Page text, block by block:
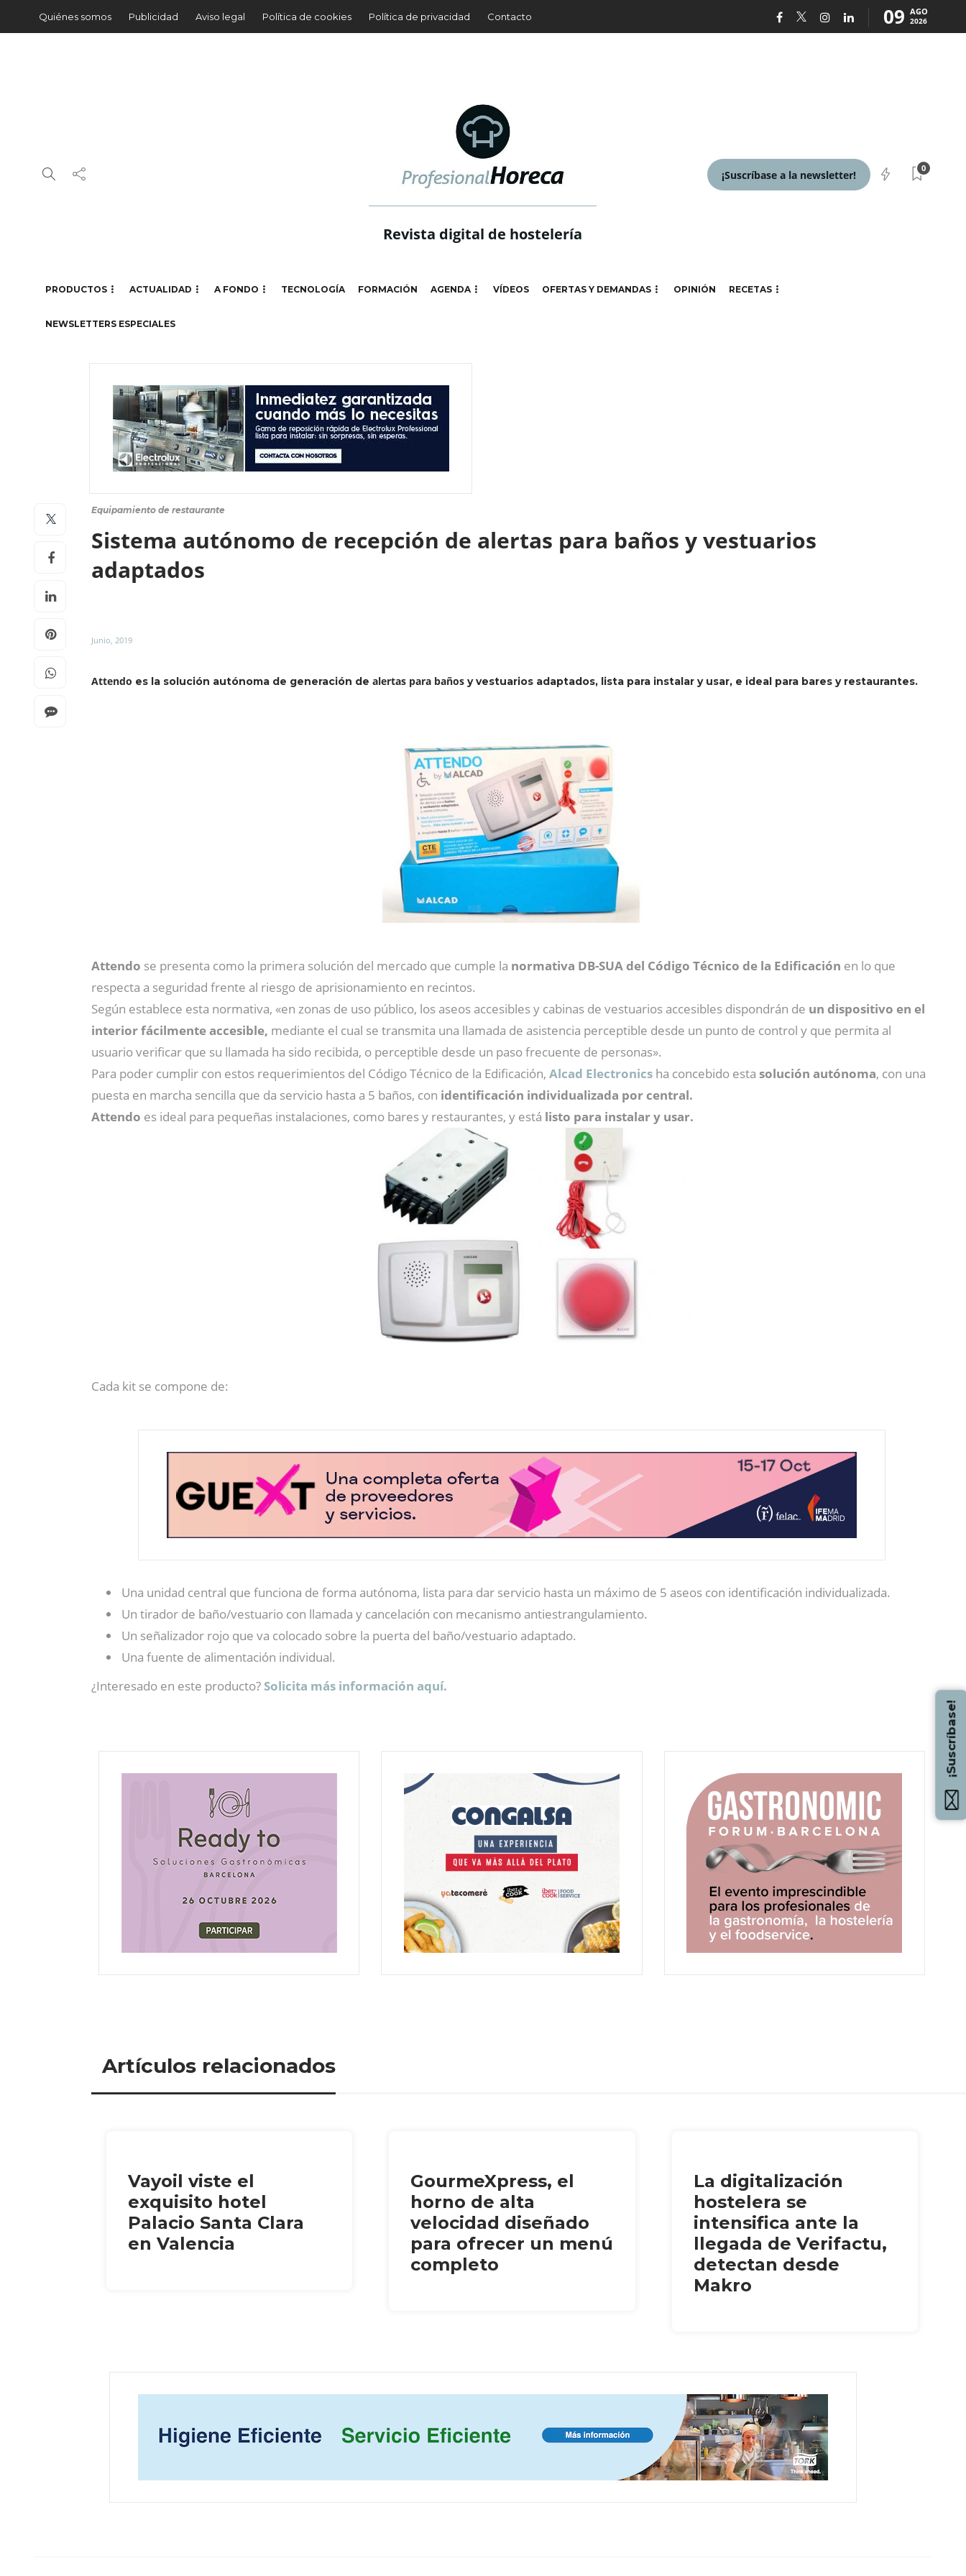
Quiénes somos Publicidad Aviso legal Política de cookies Política de privacidad Contacto 09 AGO
2026
Revista digital de hostelería
¡Suscríbase a la newsletter!
0
PRODUCTOS ACTUALIDAD A FONDO TECNOLOGÍA FORMACIÓN AGENDA VÍDEOS OFERTAS Y DEMANDAS OPINIÓN RECETAS
NEWSLETTERS ESPECIALES
Equipamiento de restaurante
Sistema autónomo de recepción de alertas para baños y vestuarios
adaptados
Junio, 2019
Attendo es la solución autónoma de generación de alertas para baños y vestuarios adaptados, lista para instalar y usar, e ideal para bares y restaurantes.
Attendo se presenta como la primera solución del mercado que cumple la normativa DB-SUA del Código Técnico de la Edificación en lo que
respecta a seguridad frente al riesgo de aprisionamiento en recintos.
Según establece esta normativa, «en zonas de uso público, los aseos accesibles y cabinas de vestuarios accesibles dispondrán de un dispositivo en el
interior fácilmente accesible, mediante el cual se transmita una llamada de asistencia perceptible desde un punto de control y que permita al
usuario verificar que su llamada ha sido recibida, o perceptible desde un paso frecuente de personas».
Para poder cumplir con estos requerimientos del Código Técnico de la Edificación, Alcad Electronics ha concebido esta solución autónoma, con una
puesta en marcha sencilla que da servicio hasta a 5 baños, con identificación individualizada por central.
Attendo es ideal para pequeñas instalaciones, como bares y restaurantes, y está listo para instalar y usar.
Cada kit se compone de:
Una unidad central que funciona de forma autónoma, lista para dar servicio hasta un máximo de 5 aseos con identificación individualizada.
Un tirador de baño/vestuario con llamada y cancelación con mecanismo antiestrangulamiento.
Un señalizador rojo que va colocado sobre la puerta del baño/vestuario adaptado.
Una fuente de alimentación individual.
¿Interesado en este producto? Solicita más información aquí.
Artículos relacionados
Vayoil viste el
exquisito hotel
Palacio Santa Clara
en Valencia
GourmeXpress, el
horno de alta
velocidad diseñado
para ofrecer un menú
completo
La digitalización
hostelera se
intensifica ante la
llegada de Verifactu,
detectan desde
Makro
¡Suscríbase!